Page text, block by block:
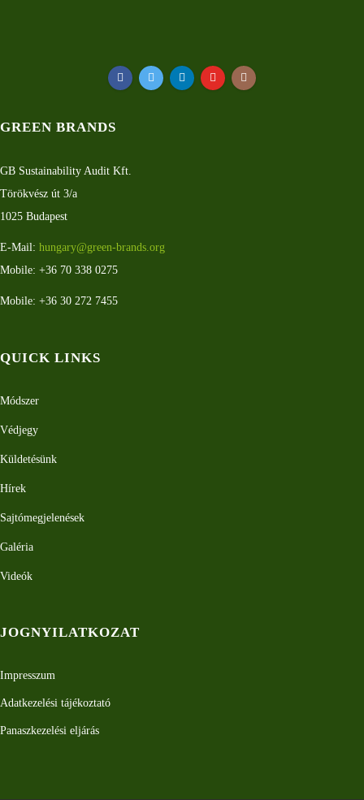
GREEN BRANDS
GB Sustainability Audit Kft.
Törökvész út 3/a
1025 Budapest
E-Mail: hungary@green-brands.org
Mobile: +36 70 338 0275
Mobile: +36 30 272 7455
QUICK LINKS
Módszer
Védjegy
Küldetésünk
Hírek
Sajtómegjelenések
Galéria
Videók
JOGNYILATKOZAT
Impresszum
Adatkezelési tájékoztató
Panaszkezelési eljárás